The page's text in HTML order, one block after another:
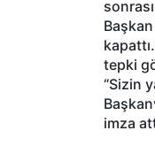
tepki
“Sizin
imza